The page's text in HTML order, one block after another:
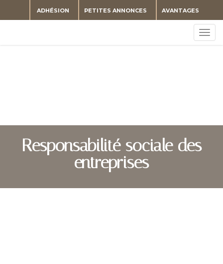
AVANTAGES
PETITES ANNONCES
ADHÉSION
Responsabilité sociale des
entreprises